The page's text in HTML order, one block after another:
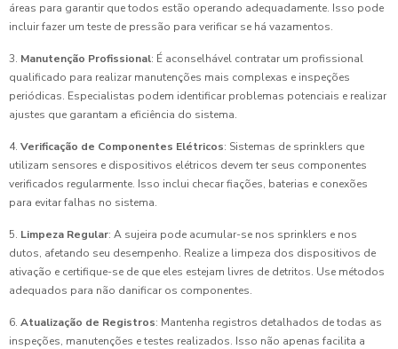
áreas para garantir que todos estão operando adequadamente. Isso pode
incluir fazer um teste de pressão para verificar se há vazamentos.
3. Manutenção Profissional: É aconselhável contratar um profissional
qualificado para realizar manutenções mais complexas e inspeções
periódicas. Especialistas podem identificar problemas potenciais e realizar
ajustes que garantam a eficiência do sistema.
4. Verificação de Componentes Elétricos: Sistemas de sprinklers que
utilizam sensores e dispositivos elétricos devem ter seus componentes
verificados regularmente. Isso inclui checar fiações, baterias e conexões
para evitar falhas no sistema.
5. Limpeza Regular: A sujeira pode acumular-se nos sprinklers e nos
dutos, afetando seu desempenho. Realize a limpeza dos dispositivos de
ativação e certifique-se de que eles estejam livres de detritos. Use métodos
adequados para não danificar os componentes.
6. Atualização de Registros: Mantenha registros detalhados de todas as
inspeções, manutenções e testes realizados. Isso não apenas facilita a